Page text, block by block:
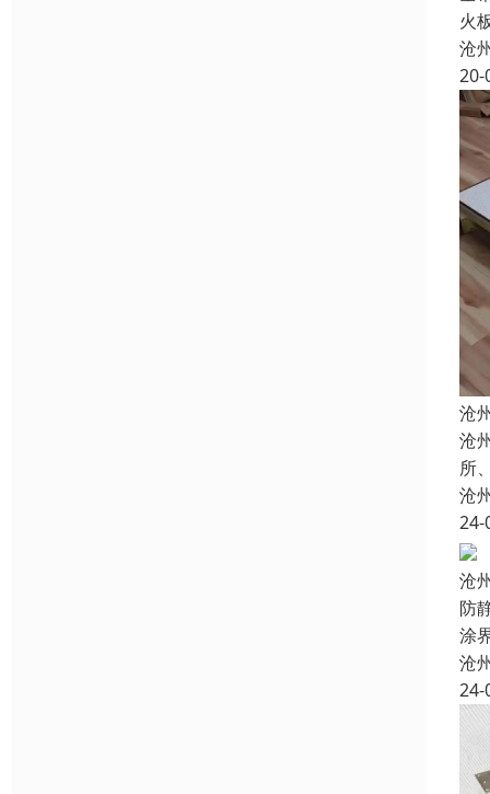
火
沧
20-
沧
沧
所
沧
24-
沧
防
涂
沧
24-